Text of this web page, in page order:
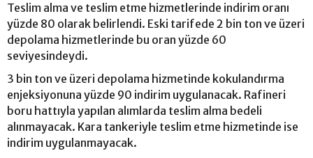
Teslim alma ve teslim etme hizmetlerinde indirim oranı
yüzde 80 olarak belirlendi. Eski tarifede 2 bin ton ve üzeri
depolama hizmetlerinde bu oran yüzde 60
seviyesindeydi.
3 bin ton ve üzeri depolama hizmetinde kokulandırma
enjeksiyonuna yüzde 90 indirim uygulanacak. Rafineri
boru hattıyla yapılan alımlarda teslim alma bedeli
alınmayacak. Kara tankeriyle teslim etme hizmetinde ise
indirim uygulanmayacak.